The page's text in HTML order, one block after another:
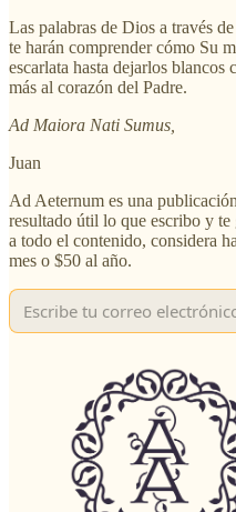
Las palabras de Dios a través
te harán comprender cómo Su
escarlata hasta dejarlos blancos
más al corazón del Padre.
Ad Maiora Nati Sumus,
Juan
Ad Aeternum es una
resultado útil lo que escribo y
a todo el contenido, considera
mes o $50 al año.